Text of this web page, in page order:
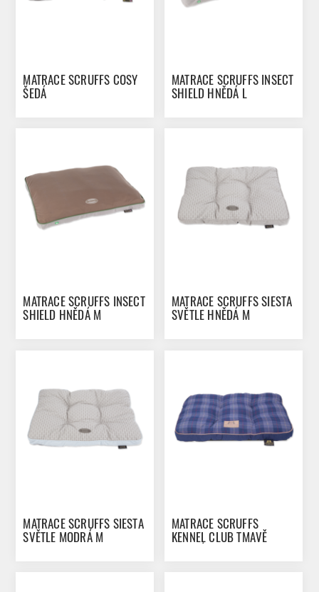
MATRACE SCRUFFS COSY
ŠEDÁ
MATRACE SCRUFFS INSECT
SHIELD HNĚDÁ L
MATRACE SCRUFFS INSECT
SHIELD HNĚDÁ M
MATRACE SCRUFFS SIESTA
SVĚTLE HNĚDÁ M
MATRACE SCRUFFS SIESTA
SVĚTLE MODRÁ M
MATRACE SCRUFFS
KENNEL CLUB TMAVĚ